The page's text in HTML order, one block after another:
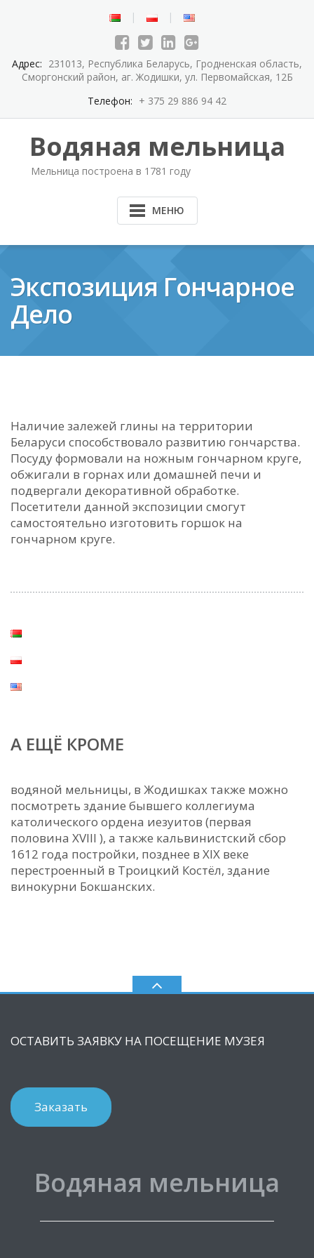
Адрес: 231013, Республика Беларусь, Гродненская область,
Сморгонский район, аг. Жодишки, ул. Первомайская, 12Б
Телефон: + 375 29 886 94 42
Водяная мельница
Мельница построена в 1781 году
МЕНЮ
Экспозиция Гончарное
Дело
Наличие залежей глины на территории
Беларуси способствовало развитию гончарства.
Посуду формовали на ножным гончарном круге,
обжигали в горнах или домашней печи и
подвергали декоративной обработке.
Посетители данной экспозиции смогут
самостоятельно изготовить горшок на
гончарном круге.
А ЕЩЁ КРОМЕ
водяной мельницы, в Жодишках также можно
посмотреть здание бывшего коллегиума
католического ордена иезуитов (первая
половина XVIII ), а также кальвинистский сбор
1612 года постройки, позднее в XIX веке
перестроенный в Троицкий Костёл, здание
винокурни Бокшанских.
ОСТАВИТЬ ЗАЯВКУ НА ПОСЕЩЕНИЕ МУЗЕЯ
Заказать
Водяная мельница